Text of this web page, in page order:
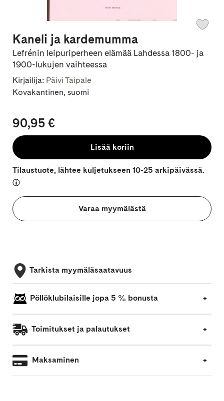
Kaneli ja kardemumma
Lefrénin leipuriperheen elämää Lahdessa 1800- ja
1900-lukujen vaihteessa
Kirjailija: Päivi Taipale
Kovakantinen, suomi
90,95 €
Lisää koriin
Tilaustuote, lähtee kuljetukseen 10-25 arkipäivässä.
Varaa myymälästä
Tarkista myymäläsaatavuus
Pöllöklubilaisille jopa 5 % bonusta
Toimitukset ja palautukset
Maksaminen